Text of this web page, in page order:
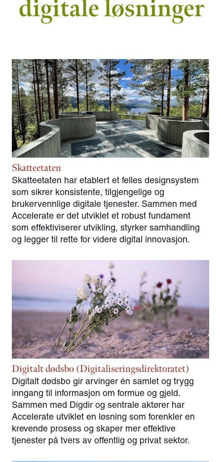
digitale løsninger
Skatteetaten
Skatteetaten har etablert et felles designsystem
som sikrer konsistente, tilgjengelige og
brukervennlige digitale tjenester. Sammen med
Accelerate er det utviklet et robust fundament
som effektiviserer utvikling, styrker samhandling
og legger til rette for videre digital innovasjon.
Digitalt dødsbo (Digitaliseringsdirektoratet)
Digitalt dødsbo gir arvinger én samlet og trygg
inngang til informasjon om formue og gjeld.
Sammen med Digdir og sentrale aktører har
Accelerate utviklet en løsning som forenkler en
krevende prosess og skaper mer effektive
tjenester på tvers av offentlig og privat sektor.